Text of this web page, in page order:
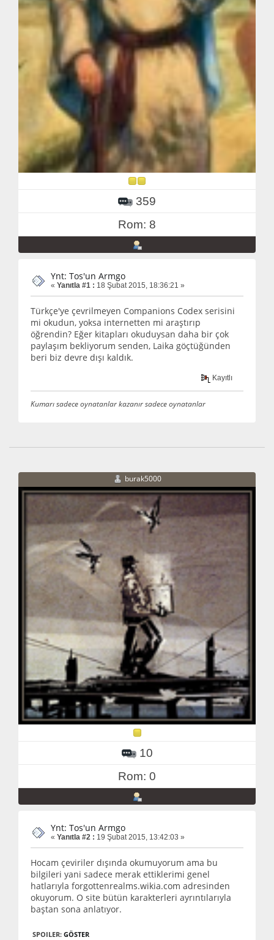
359
Rom: 8
Ynt: Tos'un Armgo
« Yanıtla #1 : 18 Şubat 2015, 18:36:21 »
Türkçe'ye çevrilmeyen Companions Codex serisini
mi okudun, yoksa internetten mi araştırıp
öğrendin? Eğer kitapları okuduysan daha bir çok
paylaşım bekliyorum senden, Laika göçtüğünden
beri biz devre dışı kaldık.
Kayıtlı
Kumarı sadece oynatanlar kazanır sadece oynatanlar
burak5000
10
Rom: 0
Ynt: Tos'un Armgo
« Yanıtla #2 : 19 Şubat 2015, 13:42:03 »
Hocam çeviriler dışında okumuyorum ama bu
bilgileri yani sadece merak ettiklerimi genel
hatlarıyla forgottenrealms.wikia.com adresinden
okuyorum. O site bütün karakterleri ayrıntılarıyla
baştan sona anlatıyor.
SPOILER: GÖSTER